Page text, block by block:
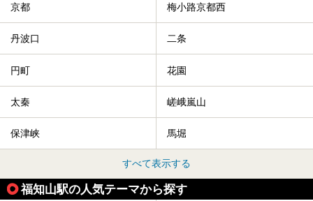
京都 梅小路京都西
丹波口 二条
円町 花園
太秦 嵯峨嵐山
保津峡 馬堀
すべて表示する
福知山駅の人気テーマから探す